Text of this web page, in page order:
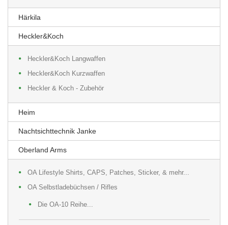
Härkila
Heckler&Koch
Heckler&Koch Langwaffen
Heckler&Koch Kurzwaffen
Heckler & Koch - Zubehör
Heim
Nachtsichttechnik Janke
Oberland Arms
OA Lifestyle Shirts, CAPS, Patches, Sticker, & mehr...
OA Selbstladebüchsen / Rifles
Die OA-10 Reihe...